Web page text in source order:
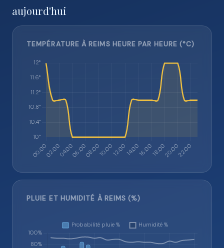
aujourd'hui
TEMPÉRATURE À REIMS HEURE PAR HEURE (°C)
PLUIE ET HUMIDITÉ À REIMS (%)